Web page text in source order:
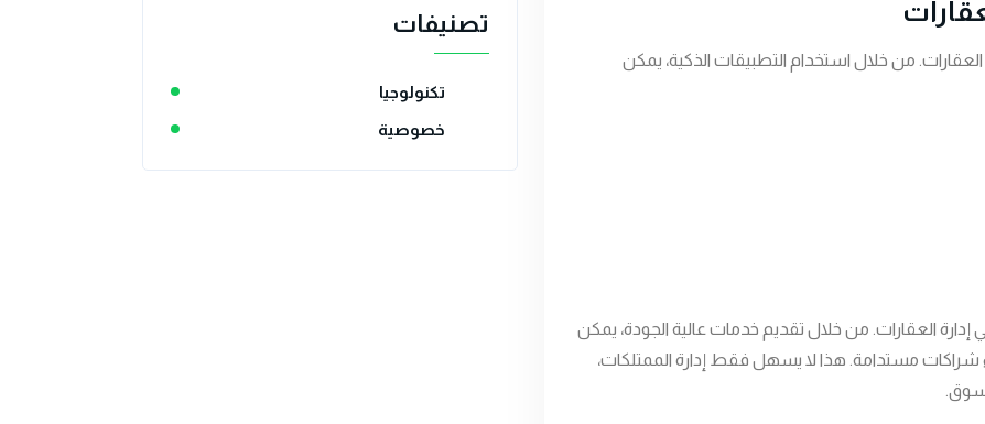
العقارات. من خلال استخدام التطبيقات الذكية، يمكن
إدارة العقارات. من خلال تقديم خدمات عالية الجودة، يمكن
شراكات مستدامة. هذا لا يسهل فقط إدارة الممتلكات،
تصنيفات
تكنولوجيا
خصوصية